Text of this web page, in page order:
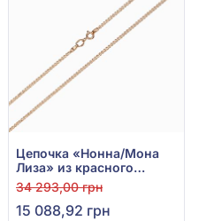
Цепочка «Нонна/Мона
Лиза» из красного
золота 585° без вставки,
арт. 0131
34 293,00 грн
15 088,92 грн